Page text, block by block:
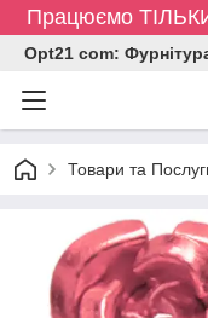
Працюємо
Opt21 com:
Товари та